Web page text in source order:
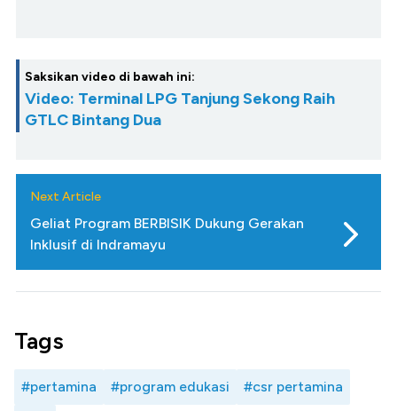
Saksikan video di bawah ini:
Video: Terminal LPG Tanjung Sekong Raih
GTLC Bintang Dua
Next Article
Geliat Program BERBISIK Dukung Gerakan
Inklusif di Indramayu
Tags
#pertamina #program edukasi #csr pertamina